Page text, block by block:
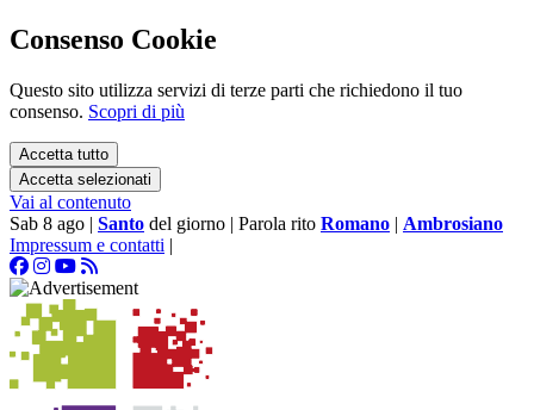
Consenso Cookie
Questo sito utilizza servizi di terze parti che richiedono il tuo
consenso. Scopri di più
Accetta tutto
Accetta selezionati
Vai al contenuto
Sab 8 ago | Santo del giorno | Parola rito Romano | Ambrosiano
Impressum e contatti |